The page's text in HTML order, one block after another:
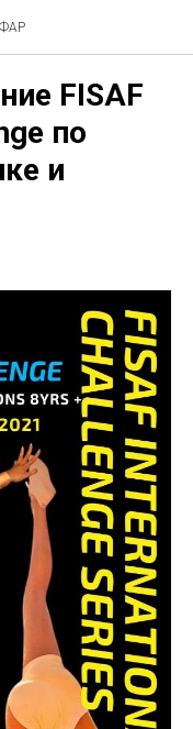
FISAF
по
и